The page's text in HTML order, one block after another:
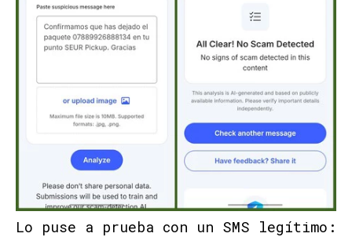
Lo puse a prueba con un SMS legítimo: